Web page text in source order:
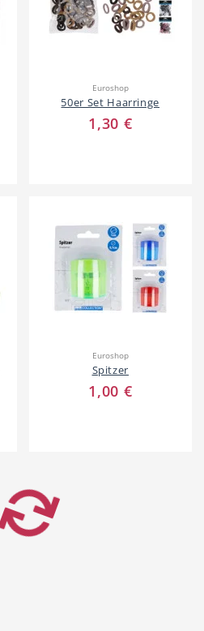
Euroshop
50er Set Haarringe
1,30 €
Euroshop
Spitzer
1,00 €